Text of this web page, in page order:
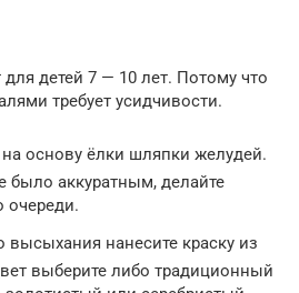
детей 7 — 10 лет. Потому что
требует усидчивости.
основу ёлки шляпки желудей.
было аккуратным, делайте
очереди.
высыхания нанесите краску из
выберите либо традиционный